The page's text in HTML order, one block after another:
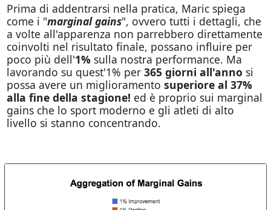
Prima di addentrarsi nella pratica, Maric spiega
come i "marginal gains", ovvero tutti i dettagli, che
a volte all'apparenza non parrebbero direttamente
coinvolti nel risultato finale, possano influire per
poco più dell'1%sulla nostra performance. Ma
lavorando su quest'1% per 365 giorni all'anno si
possa avere un miglioramento superiore al 37%
alla fine della stagione! ed è proprio sui marginal
gains che lo sport moderno e gli atleti di alto
livello si stanno concentrando.